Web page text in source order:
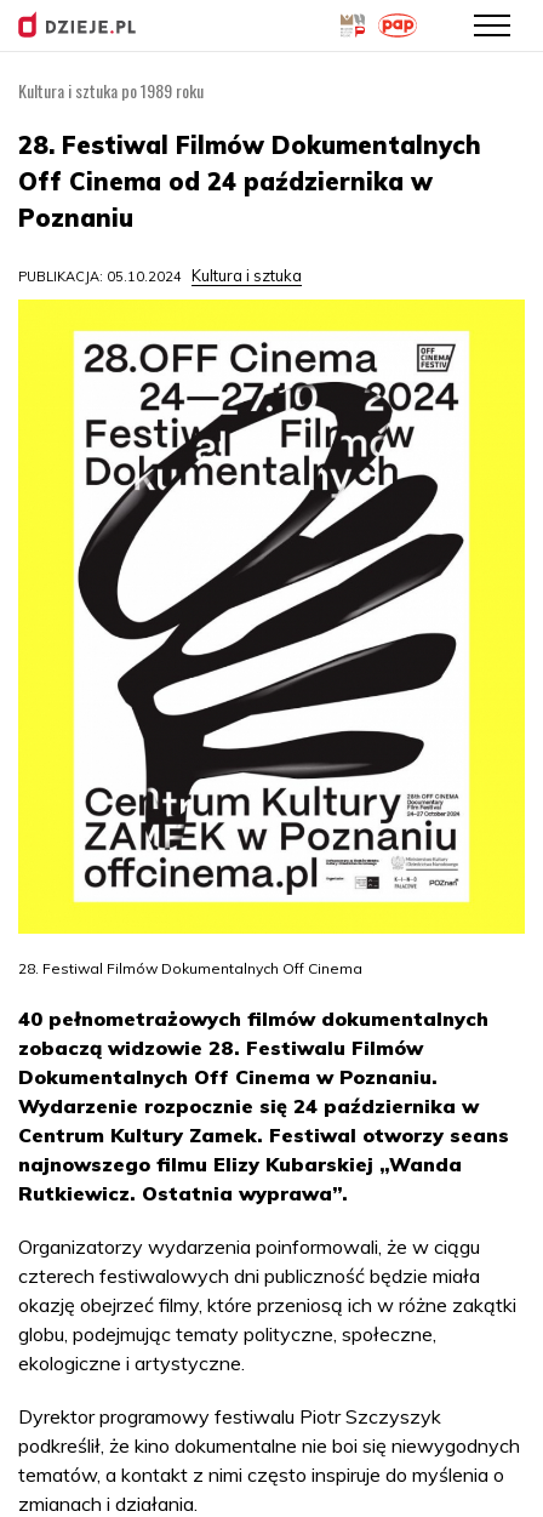
treści
Kultura i sztuka po 1989 roku
28. Festiwal Filmów Dokumentalnych
Off Cinema od 24 października w
Poznaniu
PUBLIKACJA: 05.10.2024 Kultura i sztuka
28. Festiwal Filmów Dokumentalnych Off Cinema
40 pełnometrażowych filmów dokumentalnych
zobaczą widzowie 28. Festiwalu Filmów
Dokumentalnych Off Cinema w Poznaniu.
Wydarzenie rozpocznie się 24 października w
Centrum Kultury Zamek. Festiwal otworzy seans
najnowszego filmu Elizy Kubarskiej „Wanda
Rutkiewicz. Ostatnia wyprawa”.
Organizatorzy wydarzenia poinformowali, że w ciągu
czterech festiwalowych dni publiczność będzie miała
okazję obejrzeć filmy, które przeniosą ich w różne zakątki
globu, podejmując tematy polityczne, społeczne,
ekologiczne i artystyczne.
Dyrektor programowy festiwalu Piotr Szczyszyk
podkreślił, że kino dokumentalne nie boi się niewygodnych
tematów, a kontakt z nimi często inspiruje do myślenia o
zmianach i działania.